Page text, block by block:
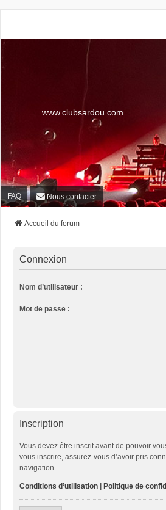
www.clubsardou.com
FAQ Nous contacter
Accueil du forum
Connexion
Nom d’utilisateur :
Mot de passe :
Inscription
Vous devez être inscrit avant de pouvoir
vous inscrire, assurez-vous d’avoir pris
navigation.
Conditions d’utilisation | Politique de